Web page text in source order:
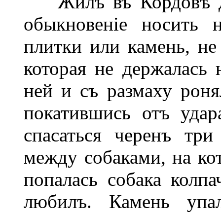
обыкновеніе носить
плитки или камень, не
которая не
ней и съ размаху
покатившись отъ
спасаться черенъ
между собаками, на
попалась собака
любилъ. Камень